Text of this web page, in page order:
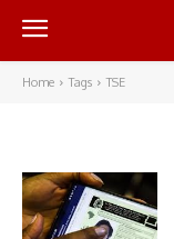
Home Tags TSE